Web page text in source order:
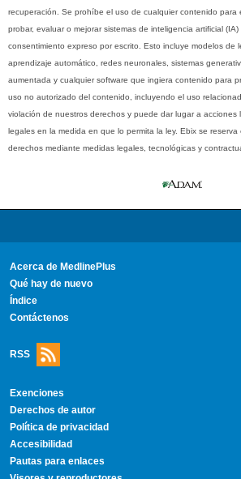
recuperación. Se prohíbe el uso de cualquier contenido para
probar, evaluar o mejorar sistemas de inteligencia artificial
consentimiento expreso por escrito. Esto incluye modelos de
aprendizaje automático, redes neuronales, sistemas
aumentada y cualquier software que ingiera contenido para
uso no autorizado del contenido, incluyendo el uso
violación de nuestros derechos y puede dar lugar a acciones
legales en la medida en que lo permita la ley. Ebix se
derechos mediante medidas legales, tecnológicas y
Acerca de MedlinePlus
Qué hay de nuevo
Índice
Contáctenos
RSS
Exenciones
Derechos de autor
Política de privacidad
Accesibilidad
Pautas para enlaces